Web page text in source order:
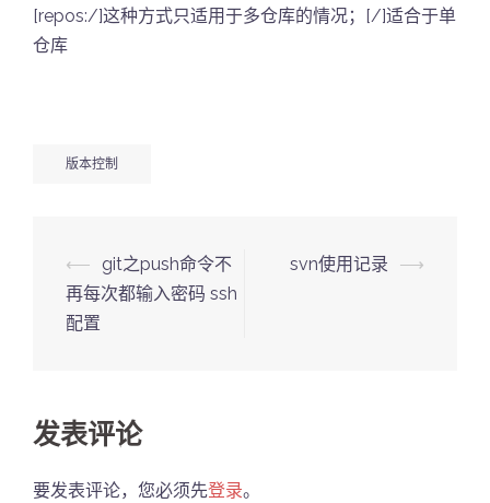
[repos:/]这种方式只适用于多仓库的情况；[/]适合于单
仓库
版本控制
Post
navigation
⟵
git之push命令不
再每次都输入密码 ssh
配置
svn使用记录 ⟶
发表评论
要发表评论，您必须先登录。